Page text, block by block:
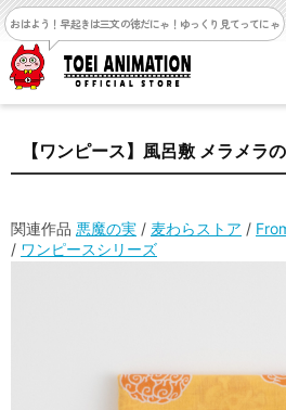
おはよう！早起きは三文の徳だにゃ！ ゆっくり見てってにゃ
【ワンピース】風呂敷 メラメラ
関連作品 悪魔の実 / 麦わらストア /
/ ワンピースシリーズ